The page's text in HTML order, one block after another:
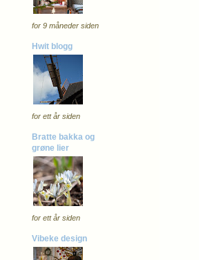
for 9 måneder siden
Hwit blogg
for ett år siden
Bratte bakka og
grøne lier
for ett år siden
Vibeke design